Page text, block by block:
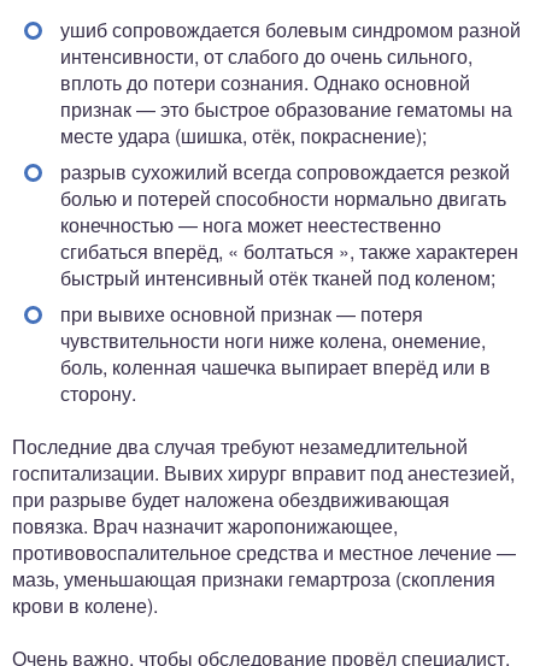
ушиб сопровождается болевым синдромом разной
интенсивности, от слабого до очень сильного,
вплоть до потери сознания. Однако основной
признак — это быстрое образование гематомы на
месте удара (шишка, отёк, покраснение);
разрыв сухожилий всегда сопровождается резкой
болью и потерей способности нормально двигать
конечностью — нога может неестественно
сгибаться вперёд, « болтаться », также характерен
быстрый интенсивный отёк тканей под коленом;
при вывихе основной признак — потеря
чувствительности ноги ниже колена, онемение,
боль, коленная чашечка выпирает вперёд или в
сторону.
Последние два случая требуют незамедлительной
госпитализации. Вывих хирург вправит под анестезией,
при разрыве будет наложена обездвиживающая
повязка. Врач назначит жаропонижающее,
противовоспалительное средства и местное лечение —
мазь, уменьшающая признаки гемартроза (скопления
крови в колене).
Очень важно, чтобы обследование провёл специалист,